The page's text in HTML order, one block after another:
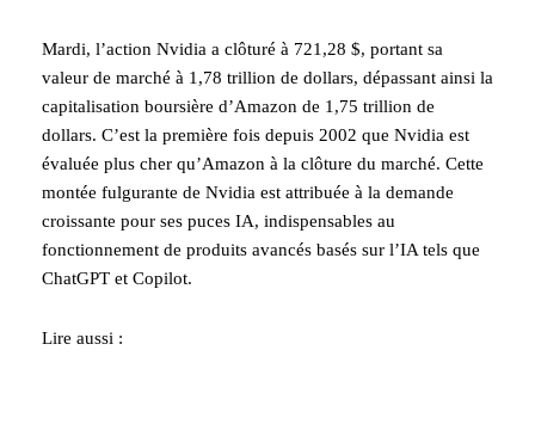
Mardi, l’action Nvidia a clôturé à 721,28 $, portant sa
valeur de marché à 1,78 trillion de dollars, dépassant ainsi la
capitalisation boursière d’Amazon de 1,75 trillion de
dollars. C’est la première fois depuis 2002 que Nvidia est
évaluée plus cher qu’Amazon à la clôture du marché. Cette
montée fulgurante de Nvidia est attribuée à la demande
croissante pour ses puces IA, indispensables au
fonctionnement de produits avancés basés sur l’IA tels que
ChatGPT et Copilot.
Lire aussi :